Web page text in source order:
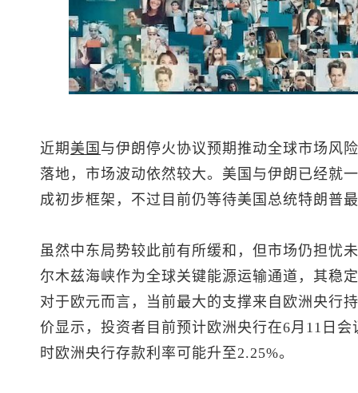
近期 美国 与伊朗停火协议预期推动全球市场风
落地，市场波动依然较大。美国与伊朗已经就
成初步框架，不过目前仍等待美国总统特朗普
虽然中东局势较此前有所缓和，但市场仍担忧
尔木兹海峡作为全球关键能源运输通道，其稳
对于欧元而言，当前最大的支撑来自欧洲央行
价显示，投资者目前预计欧洲央行在6月11日
时欧洲央行存款利率可能升至2.25%。